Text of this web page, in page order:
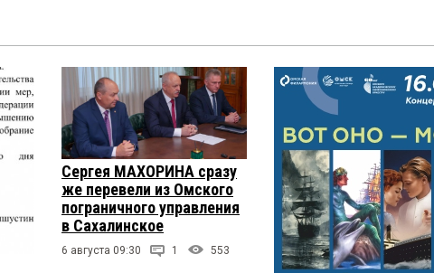
Сергея МАХОРИНА сразу
же перевели из Омского
пограничного управления
в Сахалинское
6 августа 09:30 1 553